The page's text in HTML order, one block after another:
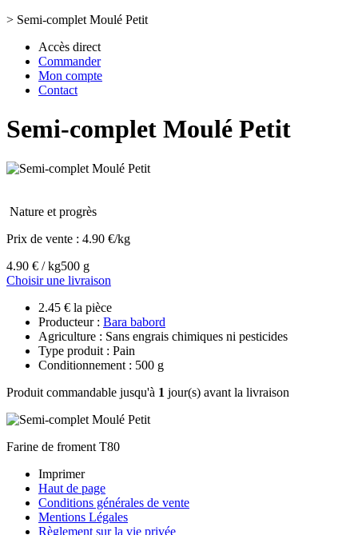
> Semi-complet Moulé Petit
Accès direct
Commander
Mon compte
Contact
Semi-complet Moulé Petit
Nature et progrès
Prix de vente : 4.90 €/kg
4.90 € / kg500 g
Choisir une livraison
2.45 € la pièce
Producteur : Bara babord
Agriculture : Sans engrais chimiques ni pesticides
Type produit : Pain
Conditionnement : 500 g
Produit commandable jusqu'à 1 jour(s) avant la livraison
Farine de froment T80
Imprimer
Haut de page
Conditions générales de vente
Mentions Légales
Règlement sur la vie privée